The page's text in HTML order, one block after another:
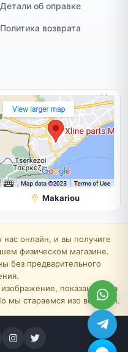
Детали об оправке
Политика возврата
Makariou
онлайн, и вы получите
физическом магазине.
без предварительного
показанное на
мы стараемся изо всех сил.